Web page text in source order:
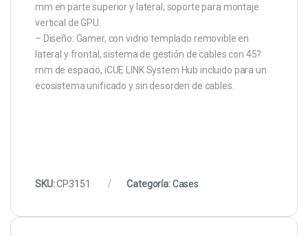
mm en parte superior y lateral; soporte para montaje
vertical de GPU.
– Diseño: Gamer, con vidrio templado removible en
lateral y frontal, sistema de gestión de cables con 45?
mm de espacio, iCUE LINK System Hub incluido para un
ecosistema unificado y sin desorden de cables.
SKU:CP3151 Categoría:Cases